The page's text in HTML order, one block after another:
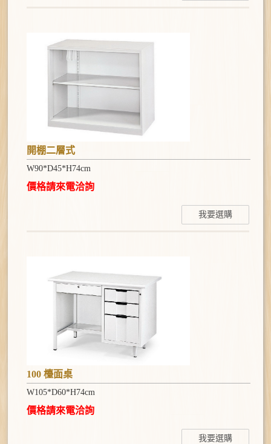
開棚二層式
W90*D45*H74cm
價格請來電洽詢
我要選購
100 檯面桌
W105*D60*H74cm
價格請來電洽詢
我要選購